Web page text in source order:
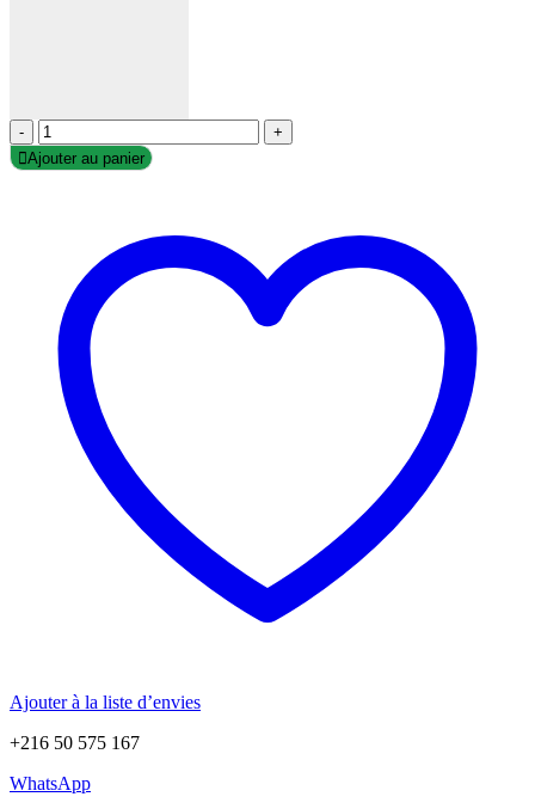
-
+
Ajouter au panier
Ajouter à la liste d’envies
+216 50 575 167
WhatsApp